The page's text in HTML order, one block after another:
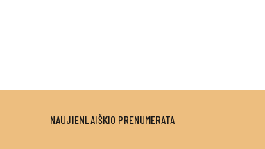
NAUJIENLAIŠKIO PRENUMERATA